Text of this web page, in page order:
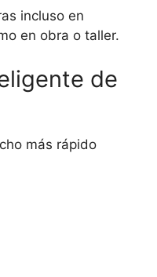
incluso en
en obra o taller.
de
más rápido